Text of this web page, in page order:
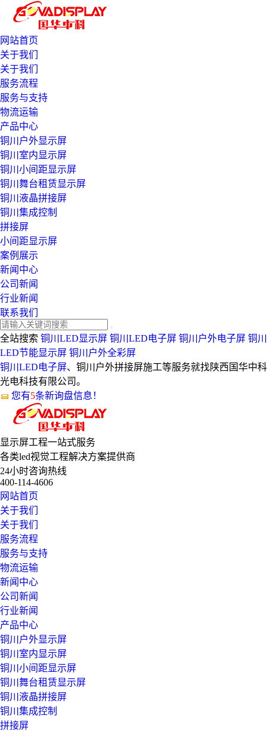
网站首页
关于我们
关于我们
服务流程
服务与支持
物流运输
产品中心
铜川户外显示屏
铜川室内显示屏
铜川小间距显示屏
铜川舞台租赁显示屏
铜川液晶拼接屏
铜川集成控制
拼接屏
小间距显示屏
案例展示
新闻中心
公司新闻
行业新闻
联系我们
全站搜索 铜川LED显示屏 铜川LED电子屏 铜川户外电子屏 铜川
LED节能显示屏 铜川户外全彩屏
铜川LED电子屏、铜川户外拼接屏施工等服务就找陕西国华中科
光电科技有限公司。
您有5条新询盘信息！
显示屏工程一站式服务
各类led视觉工程解决方案提供商
24小时咨询热线
400-114-4606
网站首页
关于我们
关于我们
服务流程
服务与支持
物流运输
新闻中心
公司新闻
行业新闻
产品中心
铜川户外显示屏
铜川室内显示屏
铜川小间距显示屏
铜川舞台租赁显示屏
铜川液晶拼接屏
铜川集成控制
拼接屏